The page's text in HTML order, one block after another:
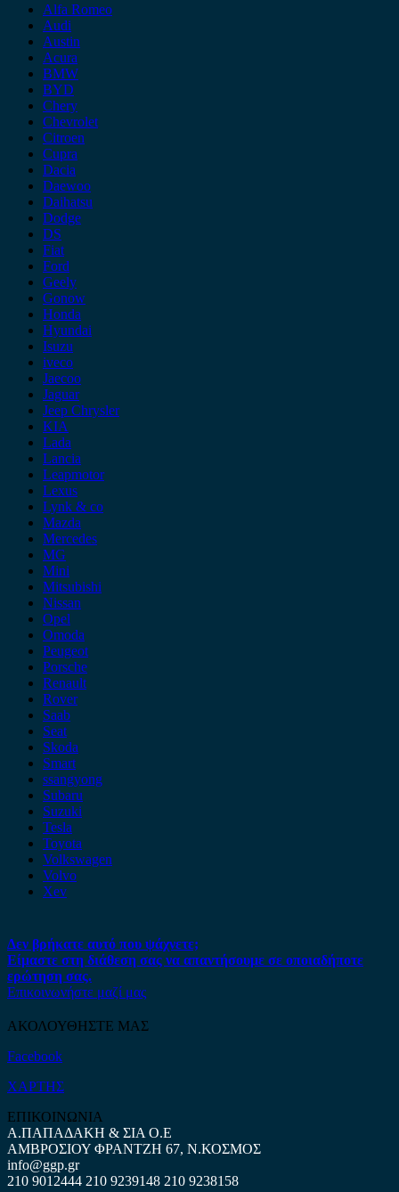
Alfa Romeo
Audi
Austin
Acura
BMW
BYD
Chery
Chevrolet
Citroen
Cupra
Dacia
Daewoo
Daihatsu
Dodge
DS
Fiat
Ford
Geely
Gonow
Honda
Hyundai
Isuzu
iveco
Jaecoo
Jaguar
Jeep Chrysler
KIA
Lada
Lancia
Leapmotor
Lexus
Lynk & co
Mazda
Mercedes
MG
Mini
Mitsubishi
Nissan
Opel
Omoda
Peugeot
Porsche
Renault
Rover
Saab
Seat
Skoda
Smart
ssangyong
Subaru
Suzuki
Tesla
Toyota
Volkswagen
Volvo
Xev
Δεν βρήκατε αυτό που ψάχνετε;
Είμαστε στη διάθεση σας να απαντήσουμε σε οποιαδήποτε
ερώτηση σας.
Επικοινωνήστε μαζί μας
ΑΚΟΛΟΥΘΗΣΤΕ ΜΑΣ
Facebook
ΧΑΡΤΗΣ
ΕΠΙΚΟΙΝΩΝΙΑ
Α.ΠΑΠΑΔΑΚΗ & ΣΙΑ Ο.Ε
ΑΜΒΡΟΣΙΟΥ ΦΡΑΝΤΖΗ 67, Ν.ΚΟΣΜΟΣ
info@ggp.gr
210 9012444 210 9239148 210 9238158